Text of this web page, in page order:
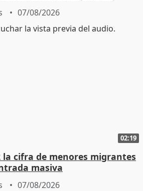
07/08/2026
02:19
la cifra de menores migrantes
masiva
07/08/2026